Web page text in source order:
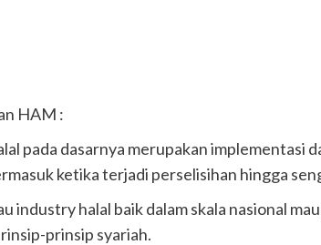
HAM :
pada dasarnya merupakan implementasi
ketika terjadi perselisihan hingga
industry halal baik dalam skala nasional
prinsip syariah.